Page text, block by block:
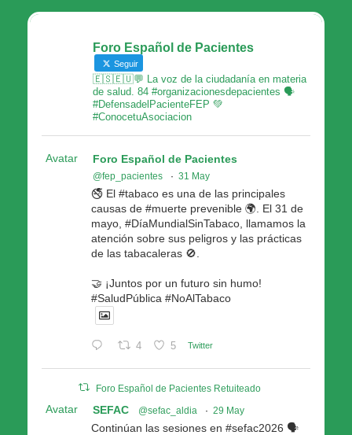
Foro Español de Pacientes
Seguir
🇪🇸🇪🇺💬 La voz de la ciudadanía en materia
de salud. 84 #organizacionesdepacientes 🗣
#DefensadelPacienteFEP 💚
#ConocetuAsociacion
Avatar Foro Español de Pacientes
@fep_pacientes · 31 May
🚭 El #tabaco es una de las principales
causas de #muerte prevenible 🌍. El 31 de
mayo, #DíaMundialSinTabaco, llamamos la
atención sobre sus peligros y las prácticas
de las tabacaleras 🚫.
🤝 ¡Juntos por un futuro sin humo!
#SaludPública #NoAlTabaco
4 5 Twitter
Foro Español de Pacientes Retuiteado
Avatar SEFAC @sefac_aldia · 29 May
Continúan las sesiones en #sefac2026 🗣️